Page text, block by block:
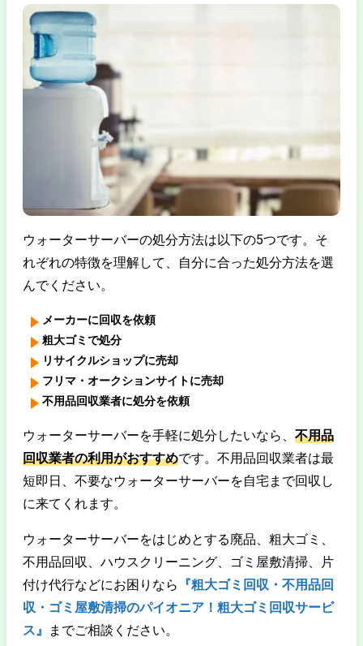
ウォーターサーバーの処分方法は以下の5つです。そ
れぞれの特徴を理解して、自分に合った処分方法を選
んでください。
メーカーに回収を依頼
粗大ゴミで処分
リサイクルショップに売却
フリマ・オークションサイトに売却
不用品回収業者に処分を依頼
ウォーターサーバーを手軽に処分したいなら、 不用品
回収業者の利用がおすすめです。不用品回収業者は最
短即日、不要なウォーターサーバーを自宅まで回収し
に来てくれます。
ウォーターサーバーをはじめとする廃品、粗大ゴミ、
不用品回収、ハウスクリーニング、ゴミ屋敷清掃、片
付け代行などにお困りなら 『粗大ゴミ回収・不用品回
収・ゴミ屋敷清掃のパイオニア！粗大ゴミ回収サービ
ス』
までご相談ください。